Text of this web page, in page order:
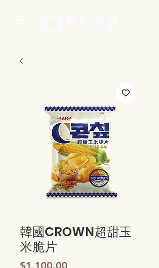
韓國CROWN超甜玉
米脆片
$1,100.00